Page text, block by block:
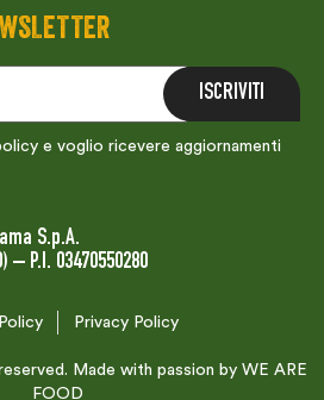
e voglio ricevere aggiornamenti
S.p.A.
– P.I. 03470550280
Made with passion by WE ARE
FOOD
Privacy Policy